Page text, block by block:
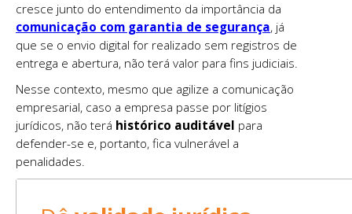
cresce junto do entendimento da importância da
comunicação com garantia de segurança, já
que se o envio digital for realizado sem registros de
entrega e abertura, não terá valor para fins judiciais.
Nesse contexto, mesmo que agilize a comunicação
empresarial, caso a empresa passe por litígios
jurídicos, não terá histórico auditável para
defender-se e, portanto, fica vulnerável a
penalidades.